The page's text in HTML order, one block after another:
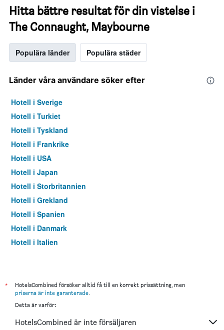
Hitta bättre resultat för din vistelse i
The Connaught, Maybourne
Populära länder Populära städer
Länder våra användare söker efter
Hotell i Sverige
Hotell i Turkiet
Hotell i Tyskland
Hotell i Frankrike
Hotell i USA
Hotell i Japan
Hotell i Storbritannien
Hotell i Grekland
Hotell i Spanien
Hotell i Danmark
Hotell i Italien
*
HotelsCombined försöker alltid få till en korrekt prissättning, men
priserna är inte garanterade.
Detta är varför:
HotelsCombined är inte försäljaren